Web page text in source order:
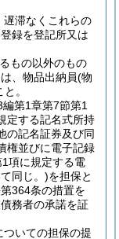
遅滞なくこれらの
録を登記所又は
もの以外のもの
、物品出納員(物
。
編第1章第7節第1
定する記名式所持
の記名証券及び同
権並びに電子記録
項に規定する電
同じ。)を担保と
364条の措置を
務者の承諾を証
いての担保の提